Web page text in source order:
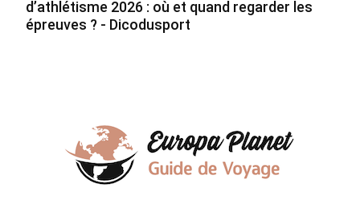
d’athlétisme 2026 : où et quand regarder les
épreuves ? - Dicodusport